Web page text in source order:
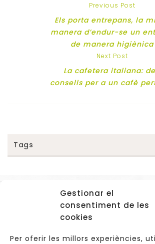
Gestionar el
consentiment de les
cookies
Per oferir les millors experiències,
Previous Post
Els porta entrepans, la
manera d’endur-se un
de manera higiènica
Next Post
La cafetera italiana:
consells per a un cafè
Tags